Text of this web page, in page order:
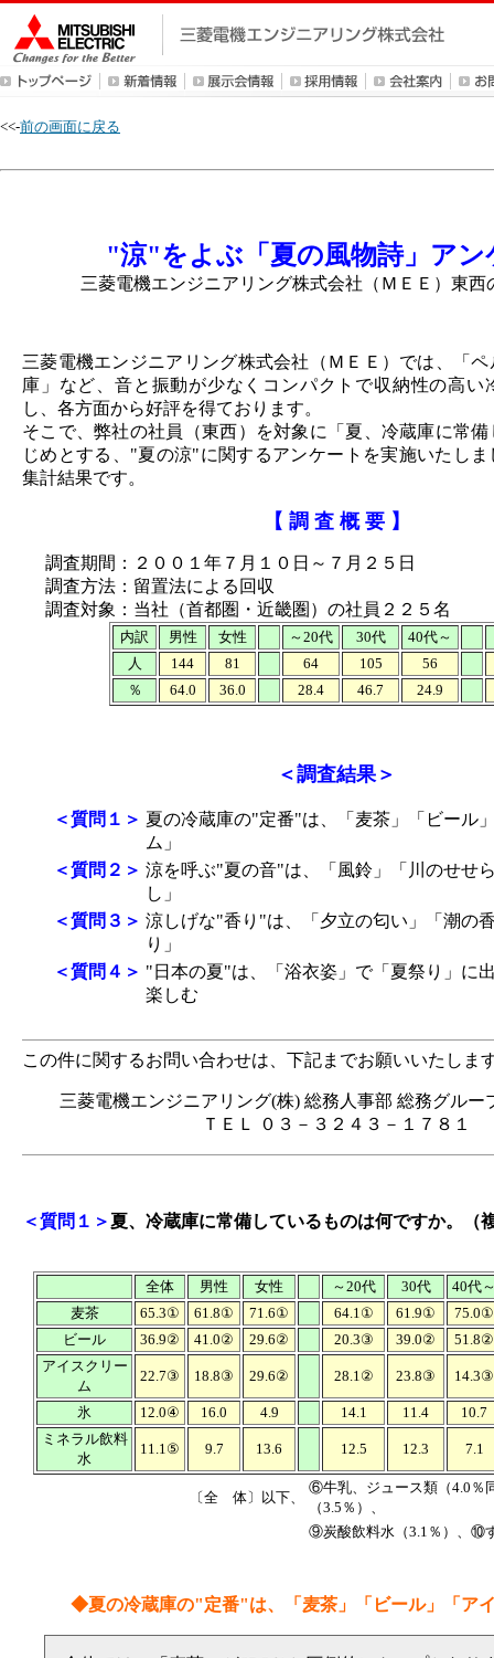
<<-前の画面に戻る
"涼"をよぶ「夏の風物詩」アン
三菱電機エンジニアリング株式会社（ＭＥＥ）東西
三菱電機エンジニアリング株式会社（ＭＥＥ）では、「
庫」など、音と振動が少なくコンパクトで収納性の高い
し、各方面から好評を得ております。
そこで、弊社の社員（東西）を対象に「夏、冷蔵庫に常
じめとする、"夏の涼"に関するアンケートを実施いたし
集計結果です。
【 調 査 概 要 】
調査期間：２００１年７月１０日～７月２５日
調査方法：留置法による回収
調査対象：当社（首都圏・近畿圏）の社員２２５名
内訳 男性 女性 ～20代 30代
40代～
人
144 81 64 105
56
％
64.0 36.0 28.4 46.7 24.9
＜調査結果＞
＜質問１＞ 夏の冷蔵庫の"定番"は、「麦茶」「ビール
ム」
＜質問２＞ 涼を呼ぶ"夏の音"は、「風鈴」「川のせせ
し」
＜質問３＞ 涼しげな"香り"は、「夕立の匂い」「潮の
り」
＜質問４＞ "日本の夏"は、「浴衣姿」で「夏祭り」に
楽しむ
この件に関するお問い合わせは、下記までお願いいたしま
三菱電機エンジニアリング(株) 総務人事部 総務グルー
ＴＥＬ ０３－３２４３－１７８１
＜質問１＞夏、冷蔵庫に常備しているものは何ですか。（
全体 男性 女性 ～20代 30代
40代
麦茶
65.3① 61.8① 71.6① 64.1① 61.9①
75.0①
ビール
36.9② 41.0② 29.6② 20.3③ 39.0②
51.8②
アイスクリー
ム
22.7③ 18.8③ 29.6② 28.1② 23.8③ 14.3③
氷 12.0④ 16.0 4.9 14.1 11.4
10.7
ミネラル飲料
水
11.1⑤ 9.7 13.6 12.5 12.3 7.1
〔全 体〕以下、
⑥牛乳、ジュース類（4.0％
（3.5％）、
⑨炭酸飲料水（3.1％）、⑩
◆夏の冷蔵庫の"定番"は、「麦茶」「ビール」「ア